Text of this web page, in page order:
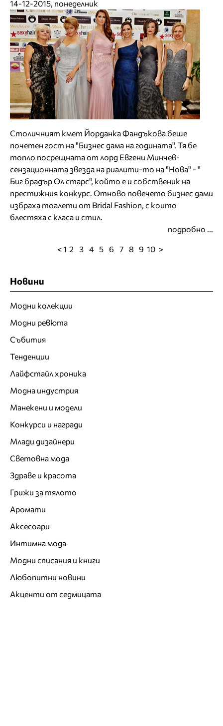
14-12-2015, понеделник
Столичният кмет Йорданка Фандъкова беше
почетен гост на "Бизнес дама на годината". Тя бе
топло посрещната от лорд Евгени Минчев-
сензационната звезда на риалити-то на "Нова" - "
Биг брадър Ол старс", който е и собственик на
престижния конкурс. Отново повечето бизнес дами
избраха тоалети от Bridal Fashion, с които
блестяха с класа и стил.
подробно ...
< 1 2 3 4 5 6 7 8 9 10 >
Новини
Модни колекции
Модни ревюта
Събития
Тенденции
Лайфстайл хроника
Модна индустрия
Манекени и модели
Конкурси и награди
Млади дизайнери
Световна мода
Здраве и красота
Грижи за тялото
Аромати
Аксесоари
Интимна мода
Модни списания и книги
Любопитни новини
Акценти от седмицата